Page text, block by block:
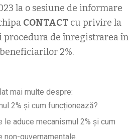
la o sesiune de informare
CONTACT cu privire la
procedura de înregistrarea în
2%.
mai multe despre:
2% și cum funcționează?
le aduce mecanismul 2% și cum
non-guvernamentale.